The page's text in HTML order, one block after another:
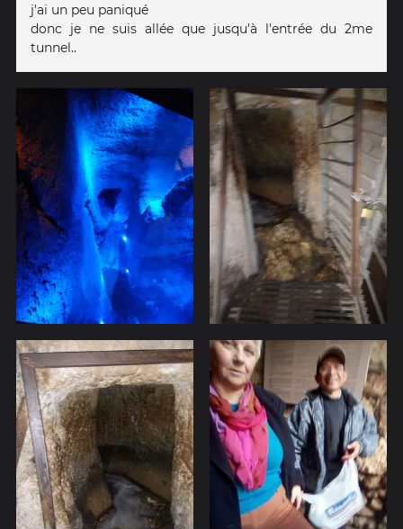
j'ai un peu paniqué
donc je ne suis allée que jusqu'à l'entrée du 2me
tunnel..